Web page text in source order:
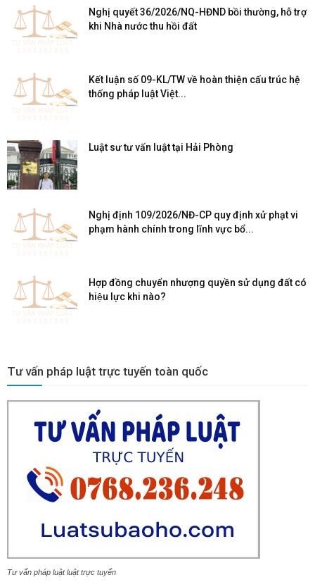
Nghị quyết 36/2026/NQ-HĐND bồi thường, hỗ trợ
khi Nhà nước thu hồi đất
Kết luận số 09-KL/TW về hoàn thiện cấu trúc hệ
thống pháp luật Việt...
Luật sư tư vấn luật tại Hải Phòng
Nghị định 109/2026/NĐ-CP quy định xử phạt vi
phạm hành chính trong lĩnh vực bổ...
Hợp đồng chuyển nhượng quyền sử dụng đất có
hiệu lực khi nào?
Tư vấn pháp luật trực tuyến toàn quốc
Tư vấn pháp luật luật trực tuyến